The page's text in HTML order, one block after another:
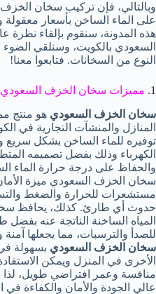
وبالتالي، فإن تركيب سخان
على الماء الساخن بأسعار
هذه المدونة، سنقوم بإلقاء
السعودي بالكويت، وسنلقي الضوء
النوع من السخانات. فتابعوا معنا!
1. مميزات سخان الخزف السعودي
سخان الخزف السعودي هو منتج
المنازل والمنشآت التجارية في
توفيره للماء الساخن بشكل سريع
الكهرباء وذلك بفضل تصميمه
والحفاظ على درجة حرارة الماء
سخان الخزف السعودي ميزة
مستشعرات للحرارة والضغط
حدوث أي طارئ. كذلك، يحافظ
المياه الساخنة الناتجة عنه بفضل
للصدأ والترسبات، مما يجعلها
سخان الخزف السعودي بسهولة
الأخرى في المنزل ويمكن
منافسة وعمر افتراضي طويل،
عالي الجودة والأمان والكفاءة